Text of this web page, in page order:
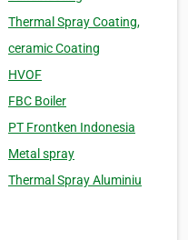
Thermal Spray Coating,
ceramic Coating
HVOF
FBC Boiler
PT Frontken Indonesia
Metal spray
Thermal Spray Aluminiu